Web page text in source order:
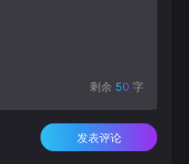
剩余 50 字
发表评论